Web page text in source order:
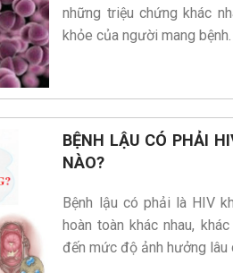
những triệu chứng khác
khỏe của người mang
BỆNH LẬU CÓ PHẢI
NÀO?
Bệnh lậu có phải là HIV
hoàn toàn khác nhau,
đến mức độ ảnh hưởng lâu